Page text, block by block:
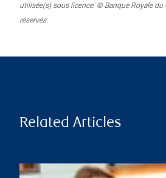
utilisée(s) sous licence. © Banque Royale du
réservés.
Related Articles